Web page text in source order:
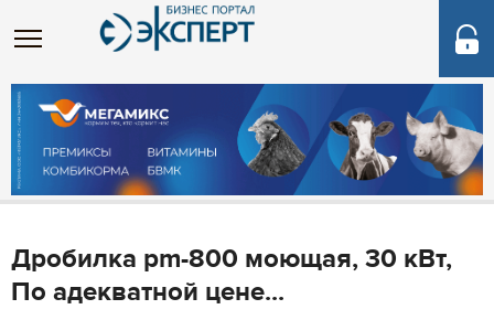
Дробилка pm-800 моющая, 30 кВт,
По адекватной цене...